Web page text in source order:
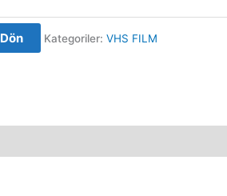
Kategoriler: VHS FILM